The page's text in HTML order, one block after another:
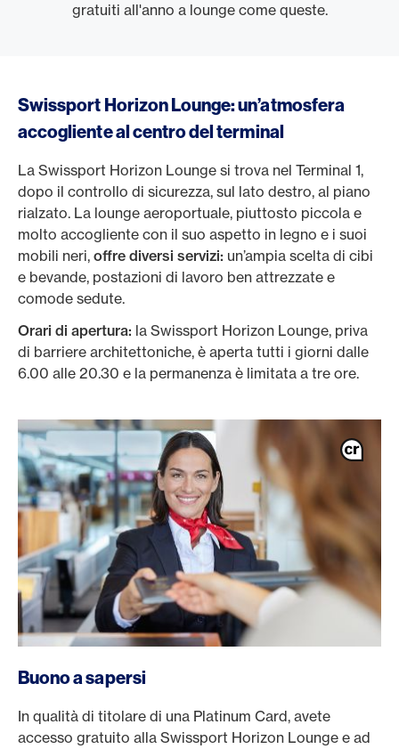
gratuiti all'anno a lounge come queste.
Swissport Horizon Lounge: un’atmosfera
accogliente al centro del terminal
La Swissport Horizon Lounge si trova nel Terminal 1,
dopo il controllo di sicurezza, sul lato destro, al piano
rialzato. La lounge aeroportuale, piuttosto piccola e
molto accogliente con il suo aspetto in legno e i suoi
mobili neri, offre diversi servizi: un’ampia scelta di cibi
e bevande, postazioni di lavoro ben attrezzate e
comode sedute.
Orari di apertura: la Swissport Horizon Lounge, priva
di barriere architettoniche, è aperta tutti i giorni dalle
6.00 alle 20.30 e la permanenza è limitata a tre ore.
Buono a sapersi
In qualità di titolare di una Platinum Card, avete
accesso gratuito alla Swissport Horizon Lounge e ad